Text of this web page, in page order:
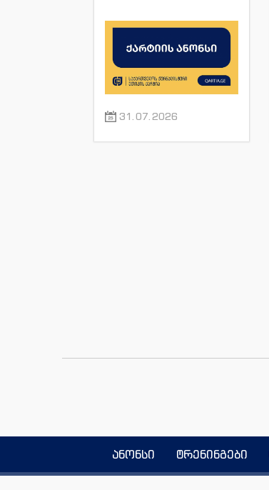
განცხადება “ტვ
ჟურნალისტის მაკა
ანდრონიკაშვილის
წინააღმდეგ.
31.07.2026
ანონსი ტრენინგები